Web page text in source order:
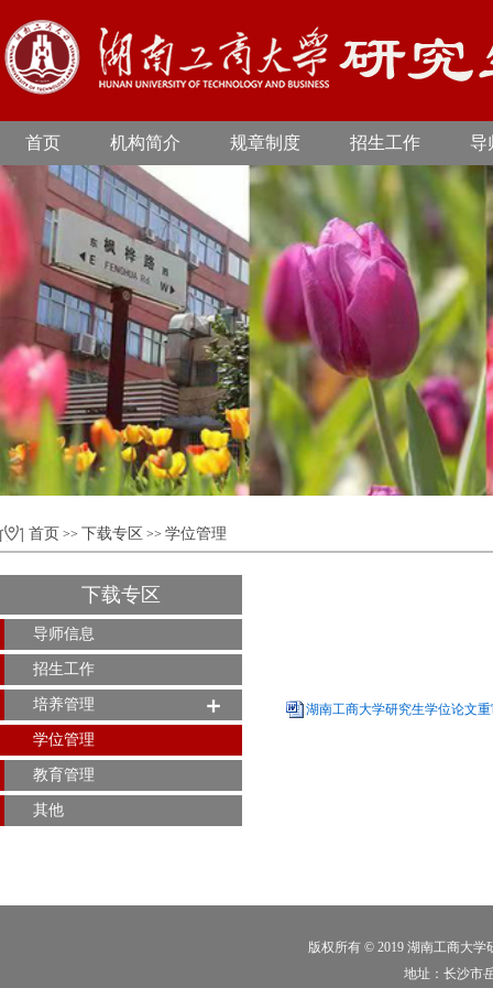
首页 机构简介 规章制度 招生工作 导
首页 >> 下载专区 >> 学位管理
下载专区
导师信息
招生工作
培养管理
学位管理
教育管理
其他
湖南工商大学研究生学位论文重
版权所有 © 2019 湖南工商大学
地址：长沙市